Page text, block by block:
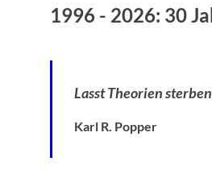
1996 - 2026: 30
Lasst Theorien
Karl R. Popper